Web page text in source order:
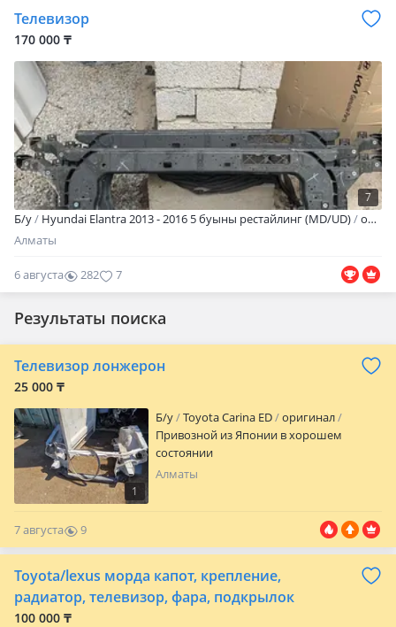
Телевизор
170 000 ₸
7
Б/y Hyundai Elantra 2013 - 2016 5 буыны рестайлинг (MD/UD)
оригинал
Алматы
6 августа 282 7
Результаты поиска
Телевизор лонжерон
25 000 ₸
1
Б/y Toyota Carina ED
оригинал
Привозной из Японии в хорошем
состоянии
Алматы
7 августа
9
0
Toyota/lexus морда капот, крепление,
радиатор, телевизор, фара, подкрылок
100 000 ₸